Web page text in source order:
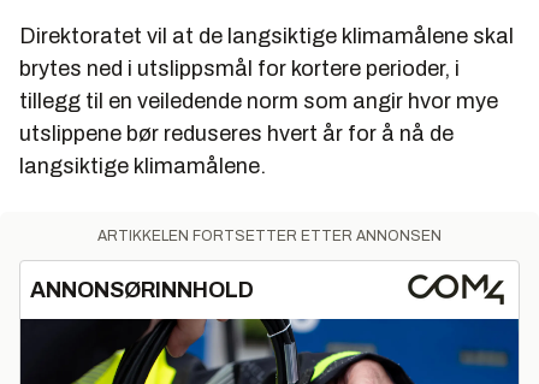
Direktoratet vil at de langsiktige klimamålene skal
brytes ned i utslippsmål for kortere perioder, i
tillegg til en veiledende norm som angir hvor mye
utslippene bør reduseres hvert år for å nå de
langsiktige klimamålene.
ARTIKKELEN FORTSETTER ETTER ANNONSEN
ANNONSØRINNHOLD